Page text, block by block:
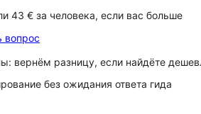
43 € за человека, если вас больше
вопрос
вернём разницу, если найдёте
без ожидания ответа гида